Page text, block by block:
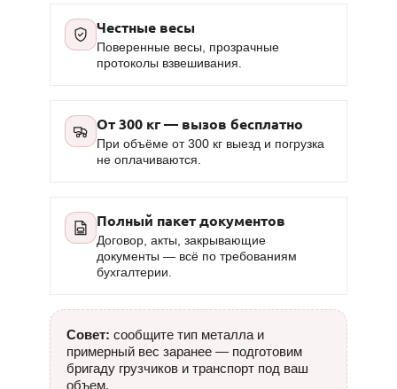
Честные весы
Поверенные весы, прозрачные
протоколы взвешивания.
От 300 кг — вызов бесплатно
При объёме от 300 кг выезд и погрузка
не оплачиваются.
Полный пакет документов
Договор, акты, закрывающие
документы — всё по требованиям
бухгалтерии.
Совет: сообщите тип металла и
примерный вес заранее — подготовим
бригаду грузчиков и транспорт под ваш
объем.